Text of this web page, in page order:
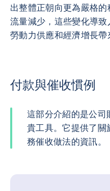
出整體正朝向更為嚴格
流量減少，這些變化導
勞動力供應和經濟增長帶
付款與催收慣例
這部分介紹的是公司
貴工具。它提供了關
務催收做法的資訊。